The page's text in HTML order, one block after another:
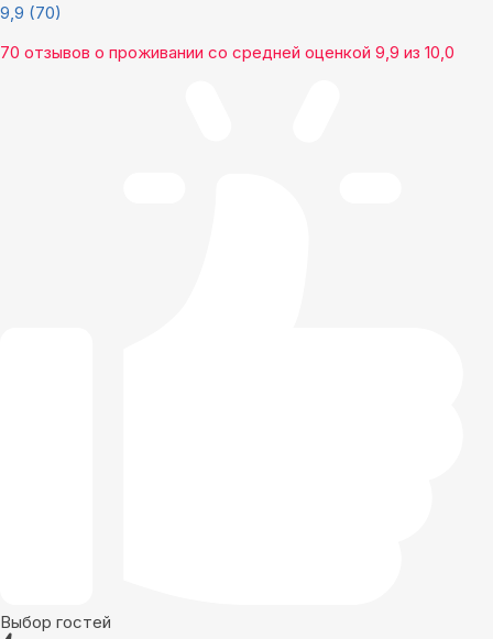
9,9 (70)
70 отзывов о проживании со средней оценкой 9,9 из 10,0
Выбор гостей